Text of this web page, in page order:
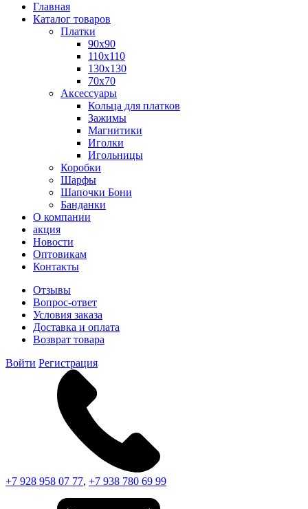
Главная
Каталог товаров
Платки
90x90
110x110
130x130
70х70
Аксессуары
Кольца для платков
Зажимы
Магнитики
Иголки
Игольницы
Коробки
Шарфы
Шапочки Бони
Банданки
О компании
акция
Новости
Оптовикам
Контакты
Отзывы
Вопрос-ответ
Условия заказа
Доставка и оплата
Возврат товара
Войти Регистрация
+7 928 958 07 77, +7 938 780 69 99